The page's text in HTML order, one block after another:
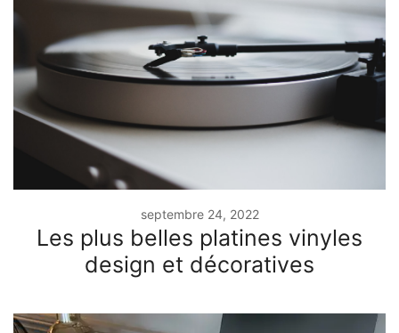
septembre 24, 2022
Les plus belles platines vinyles
design et décoratives